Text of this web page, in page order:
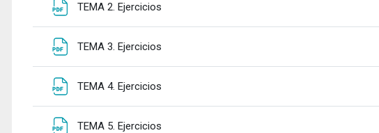
TEMA 2. Ejercicios
TEMA 3. Ejercicios
TEMA 4. Ejercicios
TEMA 5. Ejercicios